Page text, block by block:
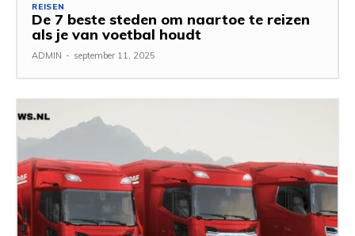
REISEN
De 7 beste steden om naartoe te reizen
als je van voetbal houdt
ADMIN - september 11, 2025